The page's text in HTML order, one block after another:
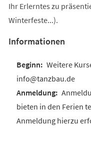
Ihr Erlerntes zu
Winterfeste...).
Informationen
Weitere
info@tanzbau.de
bieten in den Ferien
Anmeldung hierzu